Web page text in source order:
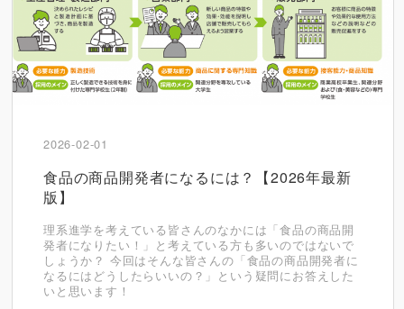
2026-02-01
食品の商品開発者になるには？【2026年最新
版】
理系進学を考えている皆さんのなかには「食品の商品開
発者になりたい！」と考えている方も多いのではないで
しょうか？ 今回はそんな皆さんの「食品の商品開発者に
なるにはどうしたらいいの？」という疑問にお答えした
いと思います！